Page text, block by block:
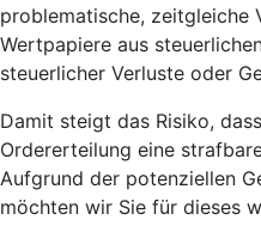
problematische, zeitgleiche
Wertpapiere aus
steuerlicher Verluste oder
Damit steigt das Risiko,
Ordererteilung eine
Aufgrund der potenziellen
möchten wir Sie für dieses